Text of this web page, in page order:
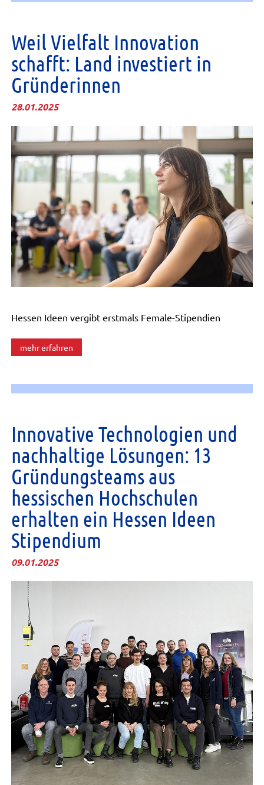
Weil Vielfalt Innovation
schafft: Land investiert in
Gründerinnen
28.01.2025
Hessen Ideen vergibt erstmals Female-Stipendien
mehr erfahren
Innovative Technologien und
nachhaltige Lösungen: 13
Gründungsteams aus
hessischen Hochschulen
erhalten ein Hessen Ideen
Stipendium
09.01.2025